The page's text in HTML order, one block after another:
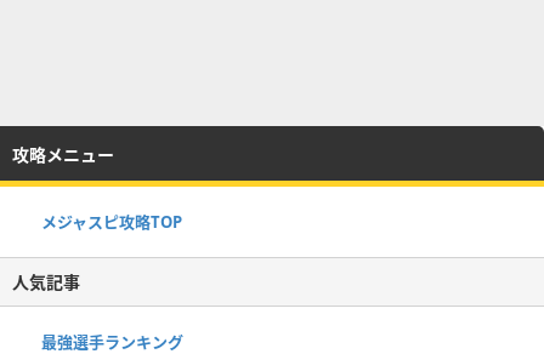
攻略メニュー
メジャスピ攻略TOP
人気記事
最強選手ランキング